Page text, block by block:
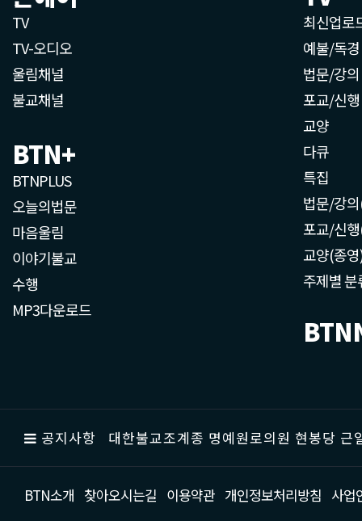
TV
TV-오디오
울림채널
불교채널
BTN+
BTNPLUS
오늘의법문
마음울림
이야기불교
수행
MP3다운로드
최신업로
예불/독경
법문/강의
포교/신행
교양
다큐
특집
법문/강
포교/신
교양(종
주제별 분
공지사항 대한불교조계종 명예원로의원 현봉당
BTN소개 찾아오시는길 이용약관 개인정보처리방침 사업